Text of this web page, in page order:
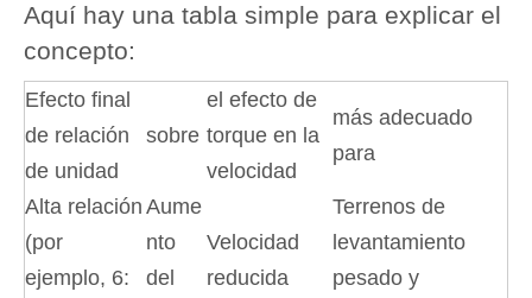
Aquí hay una tabla simple para explicar el
concepto:
Efecto final
de relación
de unidad
sobre
el efecto de
torque en la
velocidad
más adecuado
para
Alta relación
(por
ejemplo, 6:
Aume
nto
del
Velocidad
reducida
Terrenos de
levantamiento
pesado y